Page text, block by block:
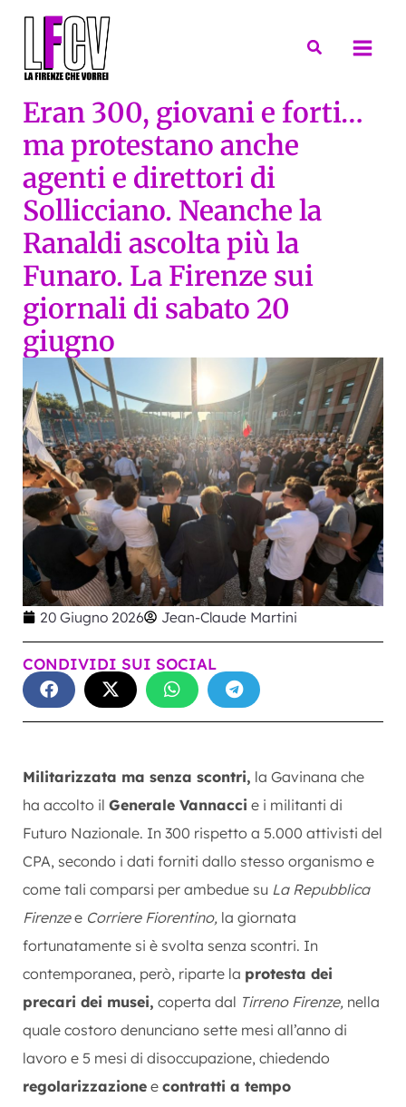
Cerca
Eran 300, giovani e forti…
ma protestano anche
agenti e direttori di
Sollicciano. Neanche la
Ranaldi ascolta più la
Funaro. La Firenze sui
giornali di sabato 20
giugno
20 Giugno 2026 Jean-Claude Martini
CONDIVIDI SUI SOCIAL
Militarizzata ma senza scontri, la Gavinana che
ha accolto il Generale Vannacci e i militanti di
Futuro Nazionale. In 300 rispetto a 5.000 attivisti del
CPA, secondo i dati forniti dallo stesso organismo e
come tali comparsi per ambedue su La Repubblica
Firenzee Corriere Fiorentino, la giornata
fortunatamente si è svolta senza scontri. In
contemporanea, però, riparte la protesta dei
precari dei musei, coperta dal Tirreno Firenze, nella
quale costoro denunciano sette mesi all’anno di
lavoro e 5 mesi di disoccupazione, chiedendo
regolarizzazione e contratti a tempo